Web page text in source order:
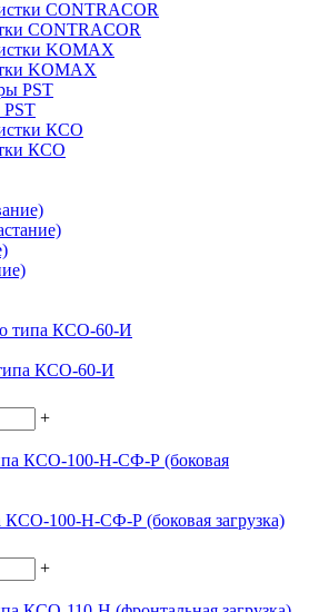
CONTRACOR
KOMAX
КСО
КСО-60-И
+
КСО-100-Н-СФ-Р (боковая загрузка)
+